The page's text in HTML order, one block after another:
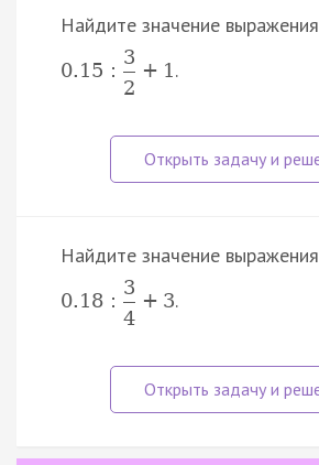
Найдите значение выражения
0.15 :
3
2
+ 1 .
Найдите значение выражения
0.18 :
3
4
+ 3.